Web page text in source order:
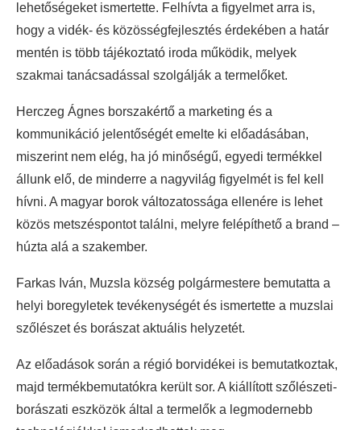
lehetőségeket ismertette. Felhívta a figyelmet arra is,
hogy a vidék- és közösségfejlesztés érdekében a határ
mentén is több tájékoztató iroda működik, melyek
szakmai tanácsadással szolgálják a termelőket.
Herczeg Ágnes borszakértő a marketing és a
kommunikáció jelentőségét emelte ki előadásában,
miszerint nem elég, ha jó minőségű, egyedi termékkel
állunk elő, de minderre a nagyvilág figyelmét is fel kell
hívni. A magyar borok változatossága ellenére is lehet
közös metszéspontot találni, melyre felépíthető a brand –
húzta alá a szakember.
Farkas Iván, Muzsla község polgármestere bemutatta a
helyi boregyletek tevékenységét és ismertette a muzslai
szőlészet és borászat aktuális helyzetét.
Az előadások során a régió borvidékei is bemutatkoztak,
majd termékbemutatókra került sor. A kiállított szőlészeti-
borászati eszközök által a termelők a legmodernebb